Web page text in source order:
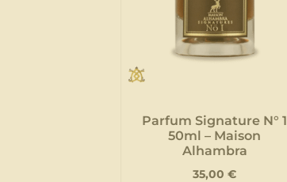
Parfum Signature N° 1
50ml – Maison
Alhambra
35,00€